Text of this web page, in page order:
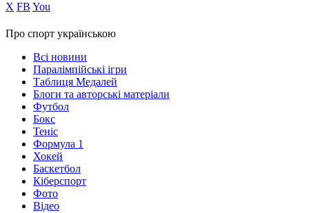
Х FB You
Про спорт українською
Всі новини
Паралімпійські ігри
Таблиця Медалей
Блоги та авторські матеріали
Футбол
Бокс
Теніс
Формула 1
Хокей
Баскетбол
Кіберспорт
Фото
Відео